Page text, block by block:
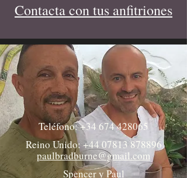
Contacta con tus anfitriones
Teléfono:+34 674 428065
Reino Unido:+44 07813 878896
paulbradburne@gmail.com
Spencer y Paul